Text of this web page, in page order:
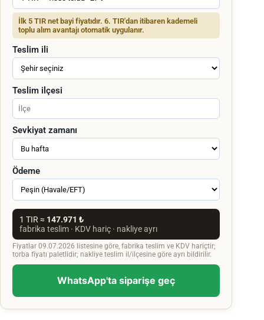
İlk 5 TIR net bayi fiyatıdır. 6. TIR'dan itibaren kademeli
toplu alım avantajı otomatik uygulanır.
Teslim ili
Teslim ilçesi
Sevkiyat zamanı
Ödeme
1 TIR ≈ 147.971 ₺
fabrika teslim · KDV hariç · nakliye ayrı
Fiyatlar 09.07.2026 listesine göre, fabrika teslim ve KDV hariçtir;
torba fiyatı paletlidir; nakliye teslim il/ilçesine göre ayrı bildirilir.
WhatsApp'ta siparişe geç